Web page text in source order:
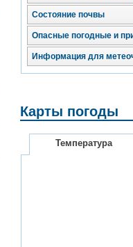
Состояние почвы
Опасные погодные и
Информация для
Карты погоды
Температура